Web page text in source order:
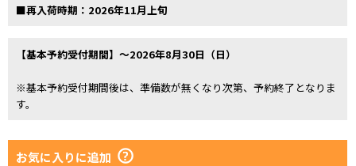
■再入荷時期：2026年11月上旬
【基本予約受付期間】～2026年8月30日（日）
※基本予約受付期間後は、準備数が無くなり次第、予約終了となりま
す。
お気に入りに追加